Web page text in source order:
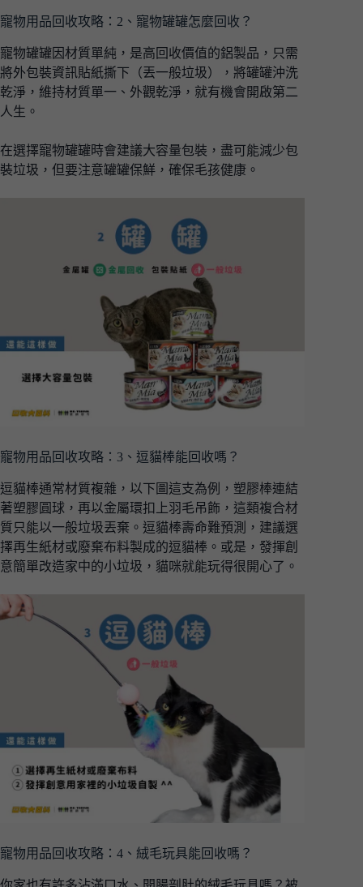
寵物用品回收攻略：2、寵物罐罐怎麼回收？
寵物罐罐因材質單純，是高回收價值的鋁製品，只需
將外包裝資訊貼紙撕下（丟一般垃圾），將罐罐沖洗
乾淨，維持材質單一、外觀乾淨，就有機會開啟第二
人生。
在選擇寵物罐罐時會建議大容量包裝，盡可能減少包
裝垃圾，但要注意罐罐保鮮，確保毛孩健康。
寵物用品回收攻略：3、逗貓棒能回收嗎？
逗貓棒通常材質複雜，以下圖這支為例，塑膠棒連結
著塑膠圓球，再以金屬環扣上羽毛吊飾，這類複合材
質只能以一般垃圾丟棄。逗貓棒壽命難預測，建議選
擇再生紙材或廢棄布料製成的逗貓棒。或是，發揮創
意簡單改造家中的小垃圾，貓咪就能玩得很開心了。
寵物用品回收攻略：4、絨毛玩具能回收嗎？